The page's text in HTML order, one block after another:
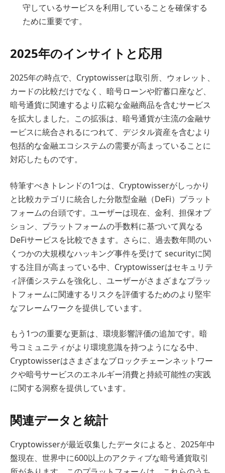
守しているサービスを利用していることを確保する
ために重要です。
2025年のインサイトと応用
2025年の時点で、Cryptowisserは取引所、ウォレット、
カードの比較だけでなく、暗号ローンや貯蓄口座など、
暗号通貨に関連するより広範な金融商品を含むサービス
を拡大しました。この拡張は、暗号通貨が主流の金融サ
ービスに統合されるにつれて、デジタル資産を含むより
包括的な金融エコシステムの需要が高まっていることに
対応したものです。
特筆すべきトレンドの1つは、Cryptowisserがしっかり
と比較カテゴリに統合した分散型金融（DeFi）プラット
フォームの台頭です。ユーザーは現在、金利、担保オプ
ション、プラットフォームの手数料に基づいて異なる
DeFiサービスを比較できます。さらに、過去数年間のい
くつかの大規模なハッキング事件を受けて securityに関
する注目が高まっている中、Cryptowisserはセキュリテ
ィ評価システムを強化し、ユーザーがさまざまなプラッ
トフォームに関連するリスクを評価するためのより堅牢
なフレームワークを提供しています。
もう1つの重要な更新は、環境影響評価の追加です。暗
号コミュニティがより環境意識を持つようになる中、
Cryptowisserはさまざまなブロックチェーンネットワー
クや暗号サービスのエネルギー消費と持続可能性の実践
に関する洞察を提供しています。
関連データと統計
Cryptowisserが最近収集したデータによると、2025年中
盤現在、世界中に600以上のアクティブな暗号通貨取引